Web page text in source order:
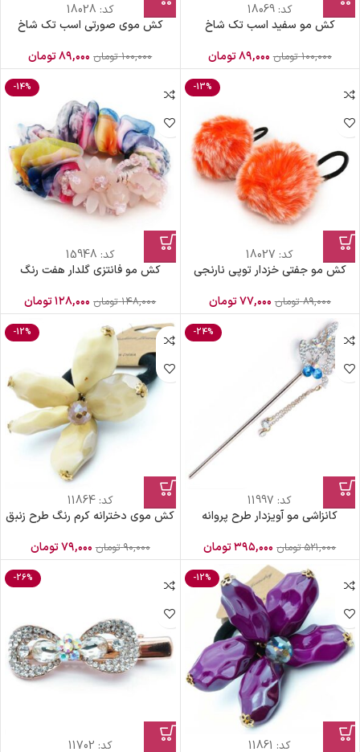
کد:18069
کش مو سفید اسب تک شاخ
۱۰۰,۰۰۰ تومان ۸۹,۰۰۰تومان
کد: 18028
کش موی صورتی اسب تک شاخ
۱۰۰,۰۰۰ تومان ۸۹,۰۰۰تومان
-13%
کد: 18027
کش مو جفتی خزدار توپی نارنجی
۸۹,۰۰۰ تومان ۷۷,۰۰۰تومان
-14%
کد: 15948
کش مو فانتزی گلدار هفت رنگ
۱۴۸,۰۰۰ تومان ۱۲۸,۰۰۰تومان
-24%
کد: 11997
کانزاشی مو آویز‌دار طرح پروانه
۵۲۱,۰۰۰ تومان ۳۹۵,۰۰۰تومان
-12%
کد:11864
کش موی دخترانه کرم رنگ طرح زنبق
۹۰,۰۰۰ تومان ۷۹,۰۰۰تومان
-12%
کد: 11861
-26%
کد: 11702